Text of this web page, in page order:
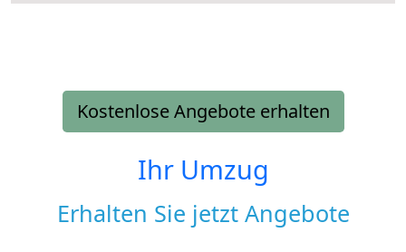
Kostenlose Angebote erhalten
Ihr Umzug
Erhalten Sie jetzt Angebote